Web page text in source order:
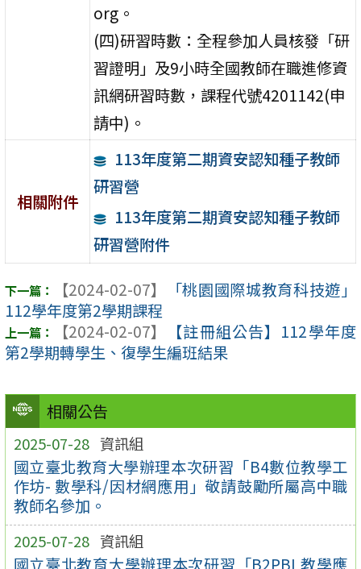
相關公告
2025-07-28 資訊組
國立臺北教育大學辦理本次研習「B4數位教學工
作坊- 數學科/因材網應用」敬請鼓勵所屬高中職
教師名參加。
2025-07-28 資訊組
國立臺北教育大學辦理本次研習「B2PBL教學應
org。
(四)研習時數：全程參加人員核發「研
習證明」及9小時全國教師在職進修資
訊網研習時數，課程代號4201142(申
請中)。
相關附件
113年度第二期資安認知種子教師
研習營
113年度第二期資安認知種子教師
研習營附件
【2024-02-07】
「桃園國際城教育科技遊」
112學年度第2學期課程
【2024-02-07】
【註冊組公告】112學年度
第2學期轉學生、復學生編班結果